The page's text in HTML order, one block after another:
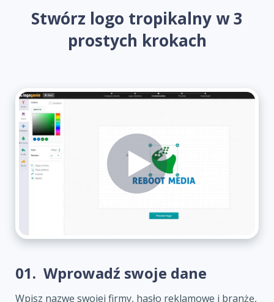
Stwórz logo tropikalny w 3
prostych krokach
01. Wprowadź swoje dane
Wpisz nazwę swojej firmy, hasło reklamowe i branżę,